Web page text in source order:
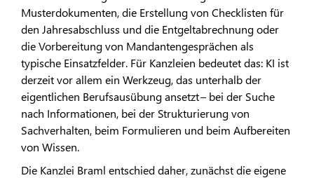
Musterdokumenten, die Erstellung von Checklisten für
den Jahresabschluss und die Entgeltabrechnung oder
die Vorbereitung von Mandantengesprächen als
typische Einsatzfelder. Für Kanzleien bedeutet das: KI ist
derzeit vor allem ein Werkzeug, das unterhalb der
eigentlichen Berufsausübung ansetzt – bei der Suche
nach Informationen, bei der Strukturierung von
Sachverhalten, beim Formulieren und beim Aufbereiten
von Wissen.
Die Kanzlei Braml entschied daher, zunächst die eigene